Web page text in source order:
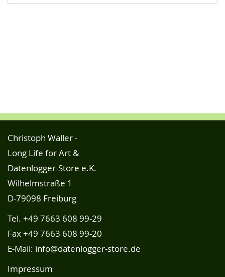
Christoph Waller -
Long Life for Art &
Datenlogger-Store e.K.
Wilhelmstraße 1
D-79098 Freiburg
Tel. +49 7663 608 99-29
Fax +49 7663 608 99-20
E-Mail: info@datenlogger-store.de
Impressum